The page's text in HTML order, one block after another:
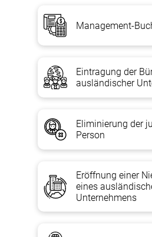
Management-
Eintragung der
ausländischer
Eliminierung der
Person
Eröffnung einer
eines
Unternehmens